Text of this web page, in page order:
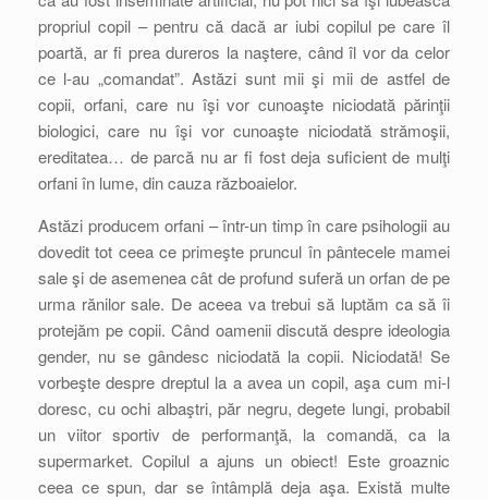
propriul copil – pentru că dacă ar iubi copilul pe care îl
poartă, ar fi prea dureros la naştere, când îl vor da celor
ce l-au „comandat”. Astăzi sunt mii şi mii de astfel de
copii, orfani, care nu îşi vor cunoaşte niciodată părinţii
biologici, care nu îşi vor cunoaşte niciodată strămoşii,
ereditatea… de parcă nu ar fi fost deja suficient de mulţi
orfani în lume, din cauza războaielor.
Astăzi producem orfani – într-un timp în care psihologii au
dovedit tot ceea ce primeşte pruncul în pântecele mamei
sale şi de asemenea cât de profund suferă un orfan de pe
urma rănilor sale. De aceea va trebui să luptăm ca să îi
protejăm pe copii. Când oamenii discută despre ideologia
gender, nu se gândesc niciodată la copii. Niciodată! Se
vorbeşte despre dreptul la a avea un copil, aşa cum mi-l
doresc, cu ochi albaştri, păr negru, degete lungi, probabil
un viitor sportiv de performanţă, la comandă, ca la
supermarket. Copilul a ajuns un obiect! Este groaznic
ceea ce spun, dar se întâmplă deja aşa. Există multe